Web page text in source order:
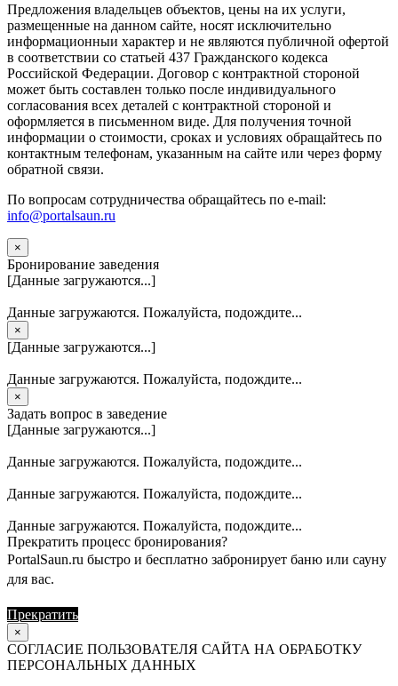
Предложения владельцев объектов, цены на их услуги,
размещенные на данном сайте, носят исключительно
информационныи характер и не являются публичной офертой
в соответствии со статьей 437 Гражданского кодекса
Российской Федерации. Договор с контрактной стороной
может быть составлен только после индивидуального
согласования всех деталей с контрактной стороной и
оформляется в письменном виде. Для получения точной
информации о стоимости, сроках и условиях обращайтесь по
контактным телефонам, указанным на сайте или через форму
обратной связи.
По вопросам сотрудничества обращайтесь по e-mail:
info@portalsaun.ru
×
Бронирование заведения
[Данные загружаются...]
Данные загружаются. Пожалуйста, подождите...
×
[Данные загружаются...]
Данные загружаются. Пожалуйста, подождите...
×
Задать вопрос в заведение
[Данные загружаются...]
Данные загружаются. Пожалуйста, подождите...
Данные загружаются. Пожалуйста, подождите...
Данные загружаются. Пожалуйста, подождите...
Прекратить процесс бронирования?
PortalSaun.ru быстро и бесплатно забронирует баню или сауну
для вас.
Прекратить
×
СОГЛАСИЕ ПОЛЬЗОВАТЕЛЯ САЙТА НА ОБРАБОТКУ
ПЕРСОНАЛЬНЫХ ДАННЫХ